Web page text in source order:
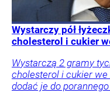
Wystarczy pół
cholesterol i cukier
Wystarczą 2 gramy
cholesterol i cukier
dodać je do